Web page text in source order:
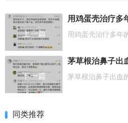
上一篇
用鸡蛋壳治疗多
用鸡蛋壳治疗多年
下一篇
茅草根治鼻子出
茅草根治鼻子出血
同类推荐